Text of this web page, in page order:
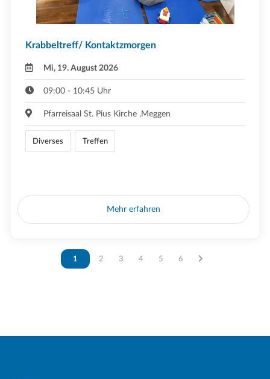
Krabbeltreff/ Kontaktzmorgen
Mi, 19. August 2026
09:00 - 10:45 Uhr
Pfarreisaal St. Pius Kirche ,Meggen
Diverses Treffen
Mehr erfahren
Vous êtes sur la page
1 Vous êtes sur la page
2 Vous êtes sur la page
3 Vous êtes sur la page
4 Vous êtes sur la page
5 Vous êtes sur la page
6